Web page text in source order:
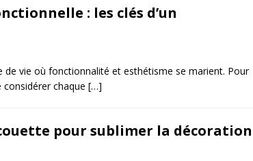
: les clés d’un
de vie où fonctionnalité et esthétisme se marient. Pour
chaque […]
pour sublimer la décoration